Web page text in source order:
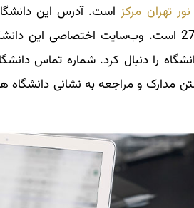
تهران مرکز است. آدرس این
و مراجعه به نشانی دانشگاه